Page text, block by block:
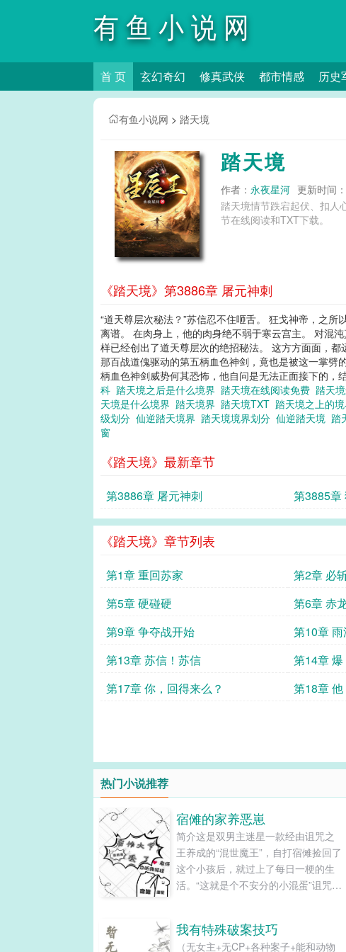
有鱼小说网
首 页 玄幻奇幻 修真武侠 都市情感 历史
有鱼小说网 > 踏天境
踏天境
作者： 永夜星河 更新时间
踏天境情节跌宕起伏、扣人
节在线阅读和TXT下载。
《踏天境》第3886章 屠元神刺
“道天尊层次秘法？”苏信忍不住咂舌。 狂戈神帝，之
离谱。 在肉身上，他的肉身绝不弱于寒云宫主。 对混
样已经创出了道天尊层次的绝招秘法。 这方方面面，都
那百战道傀驱动的第五柄血色神剑，竟也是被这一掌
柄血色神剑威势何其恐怖，他自问是无法正面接下的
科 踏天境之后是什么境界 踏天境在线阅读免费 踏天
天境是什么境界 踏天境界 踏天境TXT 踏天境之上的
级划分 仙逆踏天境界 踏天境境界划分 仙逆踏天境 踏
窗
《踏天境》最新章节
第3886章 屠元神刺 第3885章
《踏天境》章节列表
第1章 重回苏家 第2章 必
第5章 硬碰硬
第6章 赤
第9章 争夺战开始
第10章
第13章 苏信！苏信
第14章
第17章 你，回得来么？
第18章
热门小说推荐
宿傩的家养恶崽
简介这是双男主迷星一款经由诅咒之
王养成的“混世魔王”，自打宿傩捡回了
这个小孩后，就过上了每日一梗的生
活。“这就是个不安分的小混蛋”诅咒之
所收敛，在自己面前简直是无法无
我有特殊破案技巧
（无女主+无CP+各种案子+能和动物